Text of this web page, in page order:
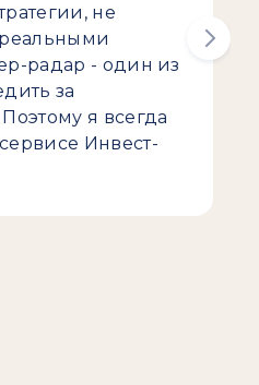
не
радар - один из
за
я всегда
Инвест-